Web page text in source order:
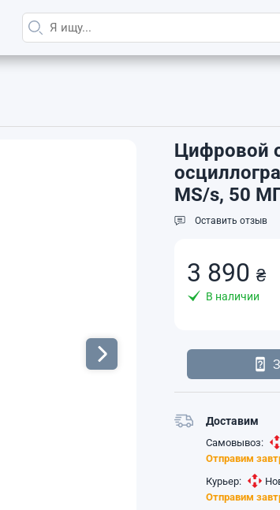
Цифровой
MS/s, 50
Оставить отзыв
3 890 ₴
В наличии
Доставим
Самовывоз:
Отправим
Курьер:
Отправим